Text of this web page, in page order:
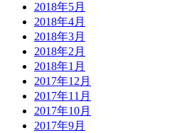
2018年5月
2018年4月
2018年3月
2018年2月
2018年1月
2017年12月
2017年11月
2017年10月
2017年9月